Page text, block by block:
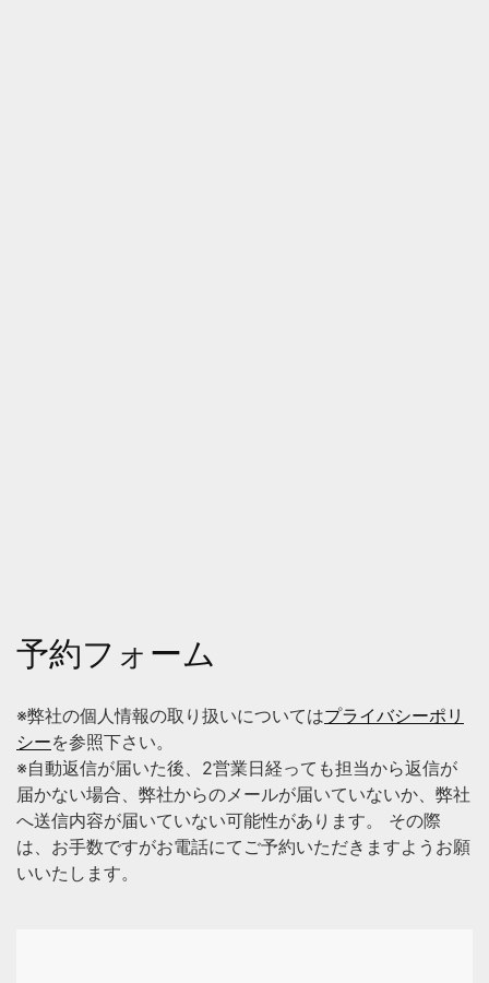
予約フォーム
※弊社の個人情報の取り扱いについてはプライバシーポリ
シーを参照下さい。
※自動返信が届いた後、2営業日経っても担当から返信が
届かない場合、弊社からのメールが届いていないか、弊社
へ送信内容が届いていない可能性があります。 その際
は、お手数ですがお電話にてご予約いただきますようお願
いいたします。